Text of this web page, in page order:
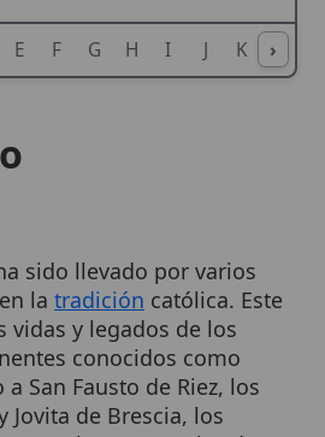
F G H I J K L M
›
y legados de los
conocidos como
Fausto de Riez, los
de Brescia, los
y Beatrice de
Januario y Marcial